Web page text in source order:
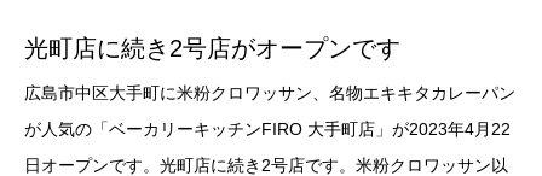
光町店に続き2号店がオープンです
広島市中区大手町に米粉クロワッサン、名物エキキタカレーパン
が人気の「ベーカリーキッチンFIRO 大手町店」が2023年4月22
日オープンです。光町店に続き2号店です。米粉クロワッサン以